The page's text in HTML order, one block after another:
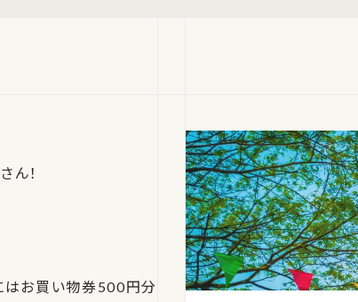
ん！
はお買い物券500円分